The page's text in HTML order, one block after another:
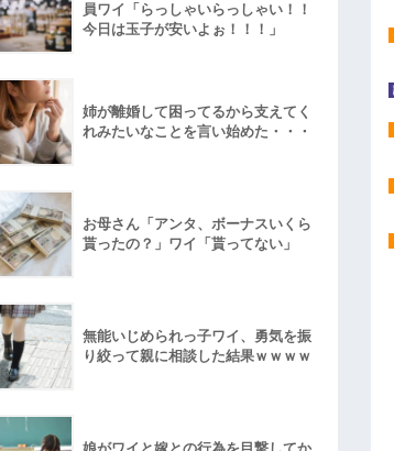
員ワイ「らっしゃいらっしゃい！！
今日は玉子が安いよぉ！！！」
姉が離婚して困ってるから支えてく
れみたいなことを言い始めた・・・
お母さん「アンタ、ボーナスいくら
貰ったの？」ワイ「貰ってない」
無能いじめられっ子ワイ、勇気を振
り絞って親に相談した結果ｗｗｗｗ